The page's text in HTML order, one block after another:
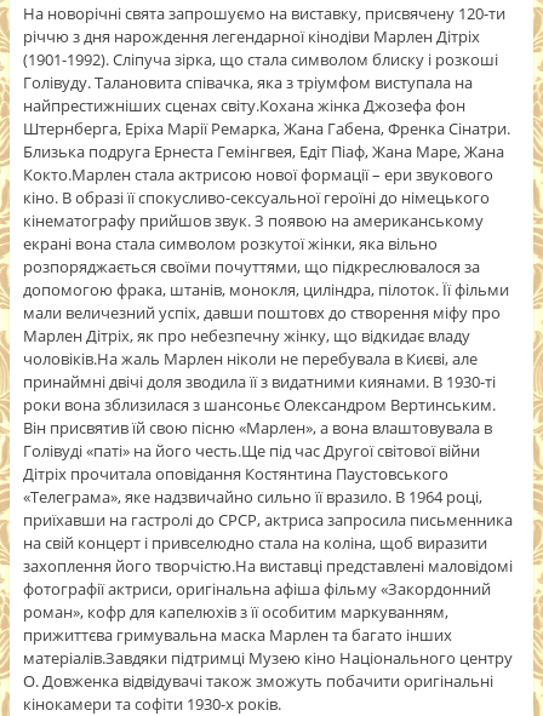
На новорічні свята запрошуємо на виставку, присвячену 120-ти
річчю з дня нарождення легендарної кінодіви Марлен Дітріх
(1901-1992). Сліпуча зірка, що стала символом блиску і розкоші
Голівуду. Талановита співачка, яка з тріумфом виступала на
найпрестижніших сценах світу.Кохана жінка Джозефа фон
Штернберга, Еріха Марії Ремарка, Жана Габена, Френка Сінатри.
Близька подруга Ернеста Гемінгвея, Едіт Піаф, Жана Маре, Жана
Кокто.Марлен стала актрисою нової формації – ери звукового
кіно. В образі її спокусливо-сексуальної героїні до німецького
кінематографу прийшов звук. З появою на американському
екрані вона стала символом розкутої жінки, яка вільно
розпоряджається своїми почуттями, що підкреслювалося за
допомогою фрака, штанів, монокля, циліндра, пілоток. Її фільми
мали величезний успіх, давши поштовх до створення міфу про
Марлен Дітріх, як про небезпечну жінку, що відкидає владу
чоловіків.На жаль Марлен ніколи не перебувала в Києві, але
принаймні двічі доля зводила її з видатними киянами. В 1930-ті
роки вона зблизилася з шансоньє Олександром Вертинським.
Він присвятив їй свою пісню «Марлен», а вона влаштовувала в
Голівуді «паті» на його честь.Ще під час Другої світової війни
Дітріх прочитала оповідання Костянтина Паустовського
«Телеграма», яке надзвичайно сильно її вразило. В 1964 році,
приїхавши на гастролі до СРСР, актриса запросила письменника
на свій концерт і привселюдно стала на коліна, щоб виразити
захоплення його творчістю.На виставці представлені маловідомі
фотографії актриси, оригінальна афіша фільму «Закордонний
роман», кофр для капелюхів з її особитим маркуванням,
прижиттєва гримувальна маска Марлен та багато інших
матеріалів.Завдяки підтримці Музею кіно Національного центру
О. Довженка відвідувачі також зможуть побачити оригінальні
кінокамери та софіти 1930-х років.